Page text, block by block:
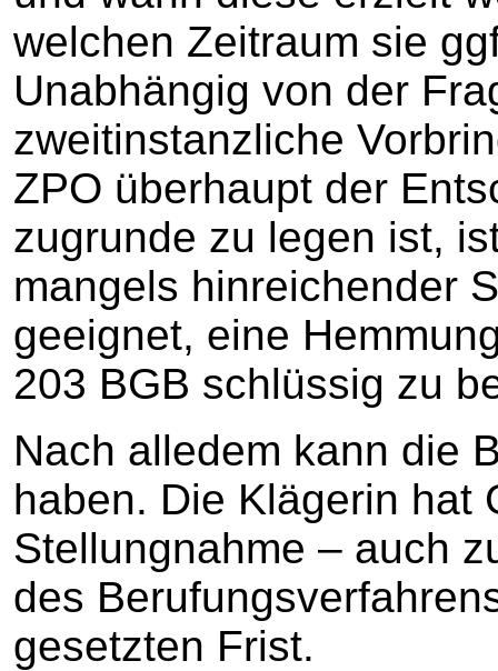
welchen Zeitraum sie
Unabhängig von der
zweitinstanzliche
ZPO überhaupt der
zugrunde zu legen ist,
mangels hinreichender
geeignet, eine
203 BGB schlüssig zu
Nach alledem kann die
haben. Die Klägerin hat
Stellungnahme – auch
des
gesetzten Frist.